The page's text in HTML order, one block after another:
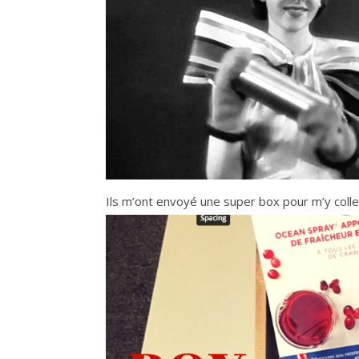
Ils m’ont envoyé une super box pour m’y